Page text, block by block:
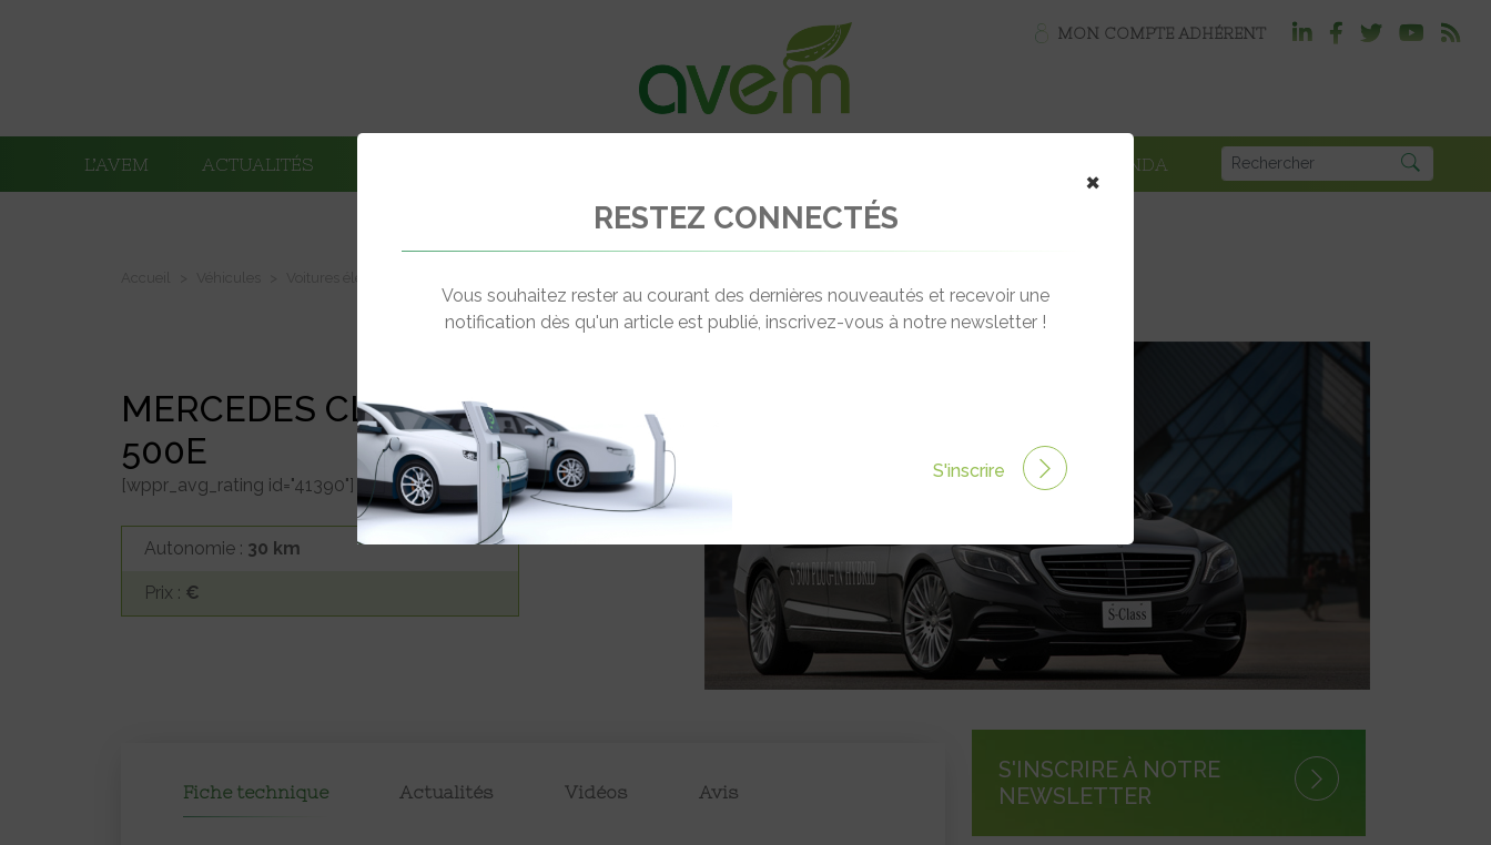
MON COMPTE ADHÉRENT
L’AVEM ACTUALITÉS AGENDA
MERCEDES CLASSE S
500E
[wppr_avg_rating id="41390"]
Autonomie : 30 km
Prix : €
Fiche technique Actualités Vidéos Avis
S'INSCRIRE À NOTRE
NEWSLETTER
×
RESTEZ CONNECTÉS
Vous souhaitez rester au courant des dernières nouveautés et recevoir une
notification dès qu'un article est publié, inscrivez-vous à notre newsletter !
S'inscrire